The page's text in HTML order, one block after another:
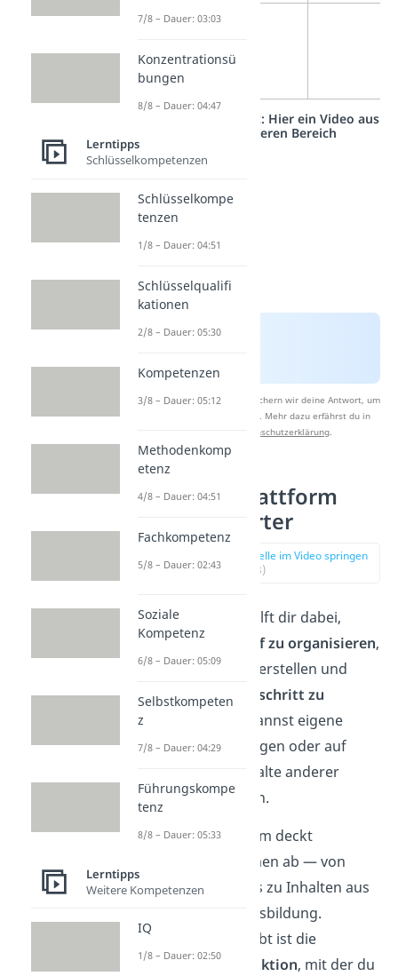
Lernplattform
auch als
App
verfügbar
Studyflix vernetzt: Hier ein Video aus
einem anderen Bereich
Nach Beantwortung speichern wir deine Antwort, um
Studyflix zu verbessern. Mehr dazu erfährst du in
Datenschutzerklärung.
Die Lernplattform
StudySmarter
zur Stelle im Video springen
(01:18)
StudySmarter hilft dir dabei,
deinenLernstoff zu organisieren,
Karteikarten zu erstellen und
deinenLernfortschritt zu
. Du kannst eigene
Materialien anlegen oder auf
geteilte Lerninhalte anderer
Nutzer zugreifen.
Die Lernplattform deckt
zahlreiche Themen ab — von
Schulfächern bis zu Inhalten aus
Studium und Ausbildung.
Besonders beliebt ist die
Karteikartenfunktion, mit der du
7/8 – Dauer: 03:03
Konzentrationsü
bungen
8/8 – Dauer: 04:47
Lerntipps
Schlüsselkompetenzen
Schlüsselkompe
tenzen
1/8 – Dauer: 04:51
Schlüsselqualifi
kationen
2/8 – Dauer: 05:30
Kompetenzen
3/8 – Dauer: 05:12
Methodenkomp
etenz
4/8 – Dauer: 04:51
Fachkompetenz
5/8 – Dauer: 02:43
Soziale
Kompetenz
6/8 – Dauer: 05:09
Selbstkompeten
z
7/8 – Dauer: 04:29
Führungskompe
tenz
8/8 – Dauer: 05:33
Lerntipps
Weitere Kompetenzen
IQ
1/8 – Dauer: 02:50